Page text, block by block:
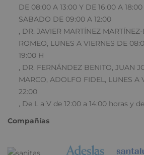
DE 08:00 A 13:00 Y DE 16:00 A 18:00
SABADO DE 09:00 A 12:00
, DR. JAVIER MARTÍNEZ
ROMEO, LUNES A VIERNES DE
19:00 H
, DR. FERNÁNDEZ BENITO, JUAN
MARCO, ADOLFO FIDEL, LUNES A
22:00
, De L a V de 12:00 a 14:00 horas y
Compañías